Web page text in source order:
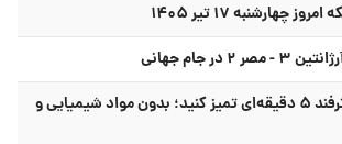
چهارشنبه ۱۷ تیر ۱۴۰۵
در جام جهانی
مایکروویو را با این ترفند ۵ دقیقه‌ای تمیز کنید؛ بدون مواد شیمیایی و